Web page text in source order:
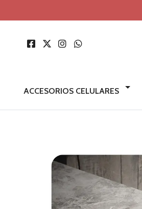
ACCESORIOS CELULARES